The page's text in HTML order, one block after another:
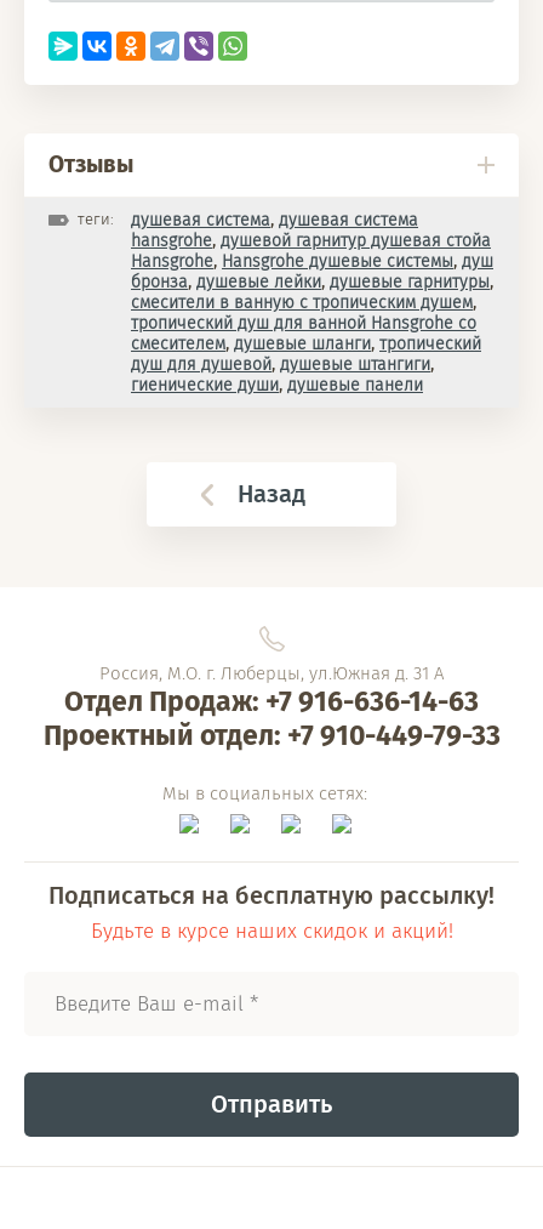
Отзывы
теги: душевая система, душевая система
hansgrohe, душевой гарнитур душевая стойа
Hansgrohe, Hansgrohe душевые системы, душ
бронза, душевые лейки, душевые гарнитуры,
смесители в ванную с тропическим душем,
тропический душ для ванной Hansgrohe со
смесителем, душевые шланги, тропический
душ для душевой, душевые штангиги,
гиенические души, душевые панели
Назад
Россия, М.О. г. Люберцы, ул.Южная д. 31 А
Отдел Продаж: +7 916-636-14-63
Проектный отдел: +7 910-449-79-33
Мы в социальных сетях:
Подписаться на бесплатную рассылку!
Будьте в курсе наших скидок и акций!
Отправить